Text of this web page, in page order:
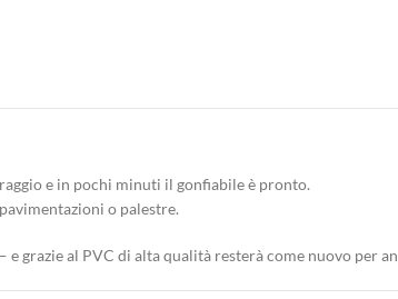
e in pochi minuti il gonfiabile è pronto.
o palestre.
grazie al PVC di alta qualità resterà come nuovo per